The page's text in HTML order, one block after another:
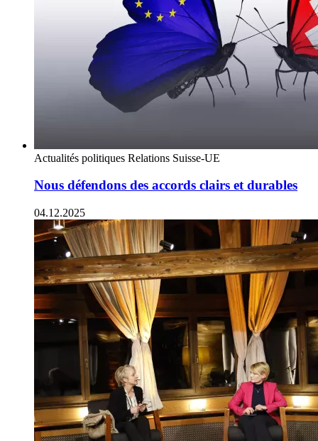
Actualités politiques Relations Suisse-UE
Nous défendons des accords clairs et durables
04.12.2025